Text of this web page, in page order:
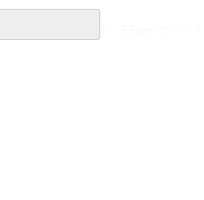
着丈：77cm/袖丈：55cm/ポケット